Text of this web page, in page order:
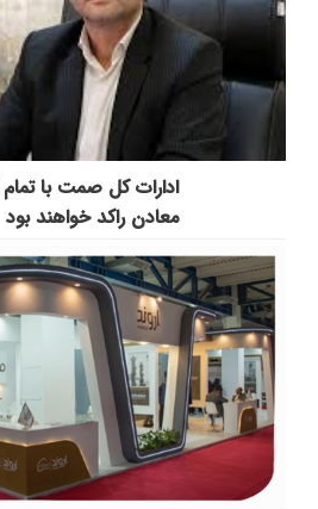
ادارات کل صمت با تمام
معادن راکد خواهند بود